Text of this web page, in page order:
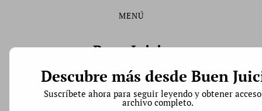
principal
MENÚ
Buen Juicio
Derecho de Código Abierto
Descubre más desde Buen
Suscríbete ahora para seguir leyendo y obtener
archivo completo.